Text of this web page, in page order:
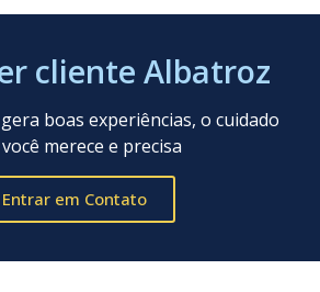
cliente Albatroz
boas experiências, o cuidado
merece e precisa
Entrar em Contato